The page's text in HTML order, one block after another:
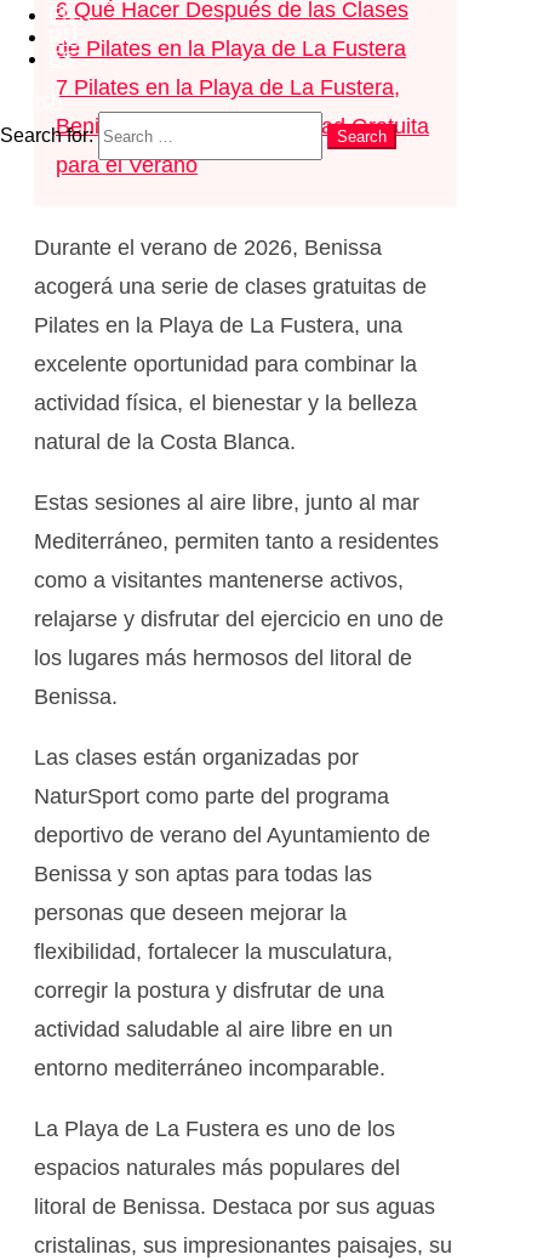
EN
RU
ES
Search
Search for:
Search
6 Qué Hacer Después de las Clases
de Pilates en la Playa de La Fustera
7 Pilates en la Playa de La Fustera,
Benissa 2026 – Una Actividad Gratuita
para el Verano
Durante el verano de 2026, Benissa
acogerá una serie de clases gratuitas de
Pilates en la Playa de La Fustera, una
excelente oportunidad para combinar la
actividad física, el bienestar y la belleza
natural de la Costa Blanca.
Estas sesiones al aire libre, junto al mar
Mediterráneo, permiten tanto a residentes
como a visitantes mantenerse activos,
relajarse y disfrutar del ejercicio en uno de
los lugares más hermosos del litoral de
Benissa.
Las clases están organizadas por
NaturSport como parte del programa
deportivo de verano del Ayuntamiento de
Benissa y son aptas para todas las
personas que deseen mejorar la
flexibilidad, fortalecer la musculatura,
corregir la postura y disfrutar de una
actividad saludable al aire libre en un
entorno mediterráneo incomparable.
La Playa de La Fustera es uno de los
espacios naturales más populares del
litoral de Benissa. Destaca por sus aguas
cristalinas, sus impresionantes paisajes, su